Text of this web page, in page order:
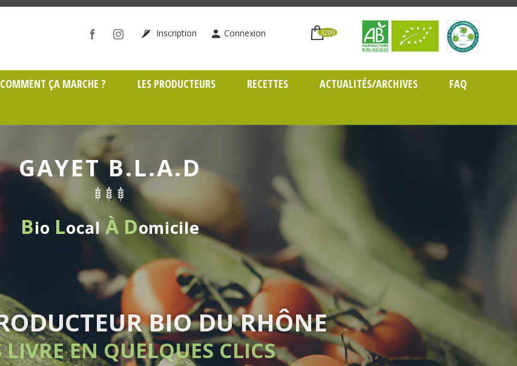
Inscription Connexion 3209
COMMENT ÇA MARCHE ? LES PRODUCTEURS RECETTES ACTUALITÉS/ARCHIVES
FAQ
GAYET B.L.A.D
Bio LocalÀ Domicile
LIVRAISON HEBDOMADAIRE
SANS ENGAGEMENT